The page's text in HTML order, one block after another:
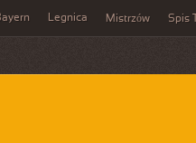
Legnica Mistrzów Spis